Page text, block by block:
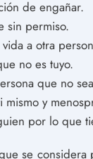
de engañar.
sin permiso.
a otra
no es tuyo.
que no
y
por lo que
se